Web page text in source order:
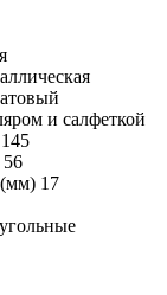
и салфеткой
145
56
17